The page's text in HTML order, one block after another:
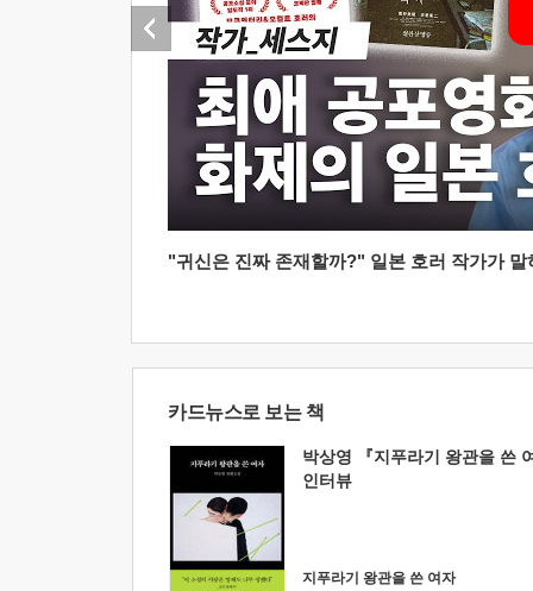
"귀신은 진짜 존재할까?" 일본 호러 작가가
카드뉴스로 보는 책
박상영 『지푸라기 왕관을 쓴
인터뷰
지푸라기 왕관을 쓴 여자